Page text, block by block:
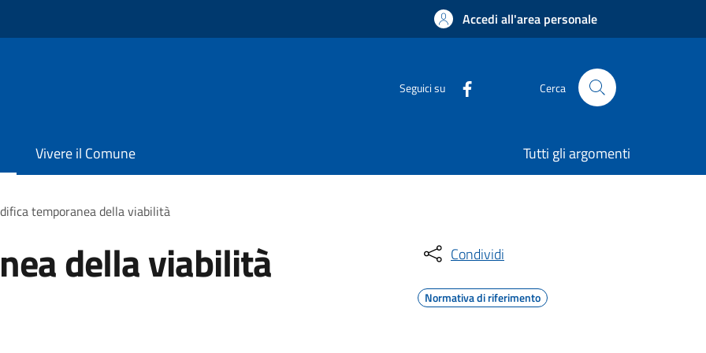
Accedi all'area personale
Seguici su Cerca
Vivere il Comune Tutti gli argomenti
temporanea della viabilità
della viabilità Condividi
Normativa di riferimento